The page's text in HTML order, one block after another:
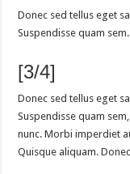
Donec sed tellus eget
Suspendisse quam sem.
[3/4]
Donec sed tellus eget
Suspendisse quam
nunc. Morbi imperdiet
Quisque aliquam.